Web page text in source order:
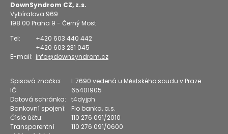
DownSyndrom CZ, z.s.
Vybíralova 969
198 00 Praha 9 - Černý Most
Tel:
+420 603 440 442
+420 603 231 045
E-mail: info@downsyndrom.cz
Spisová značka:
L 7690 vedená u Městského soudu v Praze
IČ:
65401905
Datová schránka:
t4dyjph
Bankovní spojení:
Fio banka, a.s.
Číslo účtu:
110 276 091/2010
Transparentní
110 276 091/0600